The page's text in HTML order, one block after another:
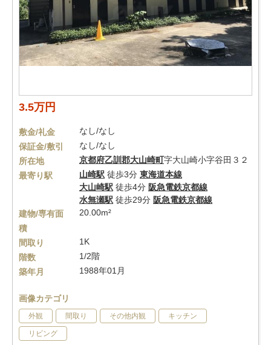
3.5万円
敷金/礼金
なし/なし
保証金/敷引
なし/なし
所在地
京都府乙訓郡大山崎町字大山崎小字谷田３２
最寄り駅
山崎駅 徒歩3分 東海道本線
大山崎駅 徒歩4分 阪急電鉄京都線
水無瀬駅 徒歩29分 阪急電鉄京都線
建物/専有面
積
20.00m²
間取り
1K
階数
1/2階
築年月
1988年01月
画像カテゴリ
外観 間取り その他内観 キッチン
リビング